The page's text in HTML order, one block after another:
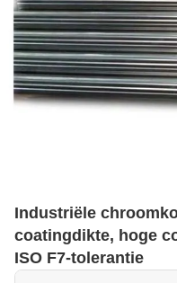
Industriële
coatingdikte, hoge
ISO F7-tolerantie